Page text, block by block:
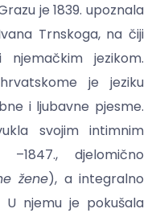
je 1839. upoznala
Trnskoga, na čiji
jezikom.
je jeziku
i ljubavne pjesme.
svojim intimnim
djelomično
žene), a integralno
U njemu je pokušala